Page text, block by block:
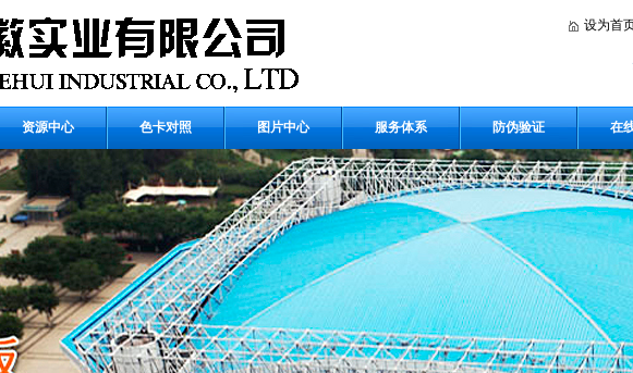
设为首
资源中心 色卡对照 图片中心 服务体系 防伪验证 在